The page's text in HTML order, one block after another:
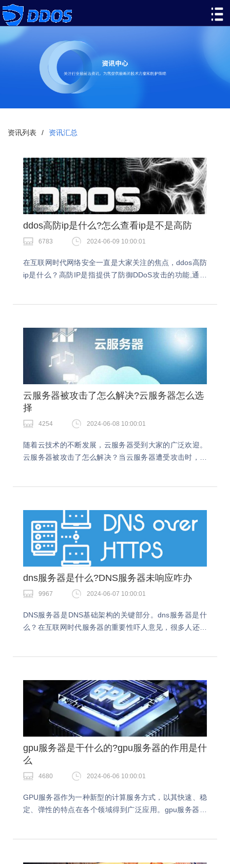
资讯列表 / 资讯汇总
ddos高防ip是什么?怎么查看ip是不是高防
6783 2024-06-09 10:00:01
在互联网时代网络安全一直是大家关注的焦点，ddos高防
ip是什么？高防IP是指提供了防御DDoS攻击的功能,通过
云服务器被攻击了怎么解决?云服务器怎么选
择
4254 2024-06-08 10:00:01
随着云技术的不断发展，云服务器受到大家的广泛欢迎。
云服务器被攻击了怎么解决？当云服务器遭受攻击时，可
dns服务器是什么?DNS服务器未响应咋办
9967 2024-06-07 10:00:01
DNS服务器是DNS基础架构的关键部分。dns服务器是什
么？在互联网时代服务器的重要性吓人意见，很多人还不
gpu服务器是干什么的?gpu服务器的作用是什
么
4680 2024-06-06 10:00:01
GPU服务器作为一种新型的计算服务方式，以其快速、稳
定、弹性的特点在各个领域得到广泛应用。gpu服务器是